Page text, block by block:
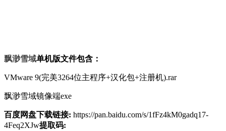
飘渺雪域单机版文件包含：
VMware 9(完美3264位主程序+汉化包+注册机).rar
飘渺雪域镜像端exe
百度网盘下载链接: https://pan.baidu.com/s/1fFz4kM0gadq17-
4Feq2XJw提取码: